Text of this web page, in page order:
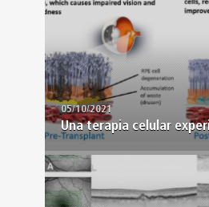
05/10/2021
Una terapia celular